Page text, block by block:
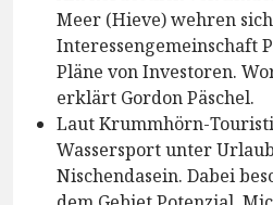
Meer (Hieve) wehren
Interessengemeinschaft
Pläne von Investoren.
erklärt Gordon Päschel.
Laut Krummhörn-
Wassersport unter
Nischendasein. Dabei